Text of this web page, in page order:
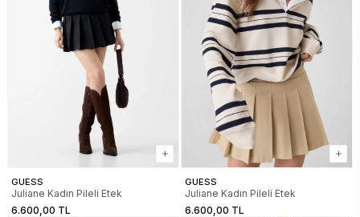
GUESS
Juliane Kadın Pileli Etek
6.600,00 TL
GUESS
Juliane Kadın Pileli Etek
6.600,00 TL